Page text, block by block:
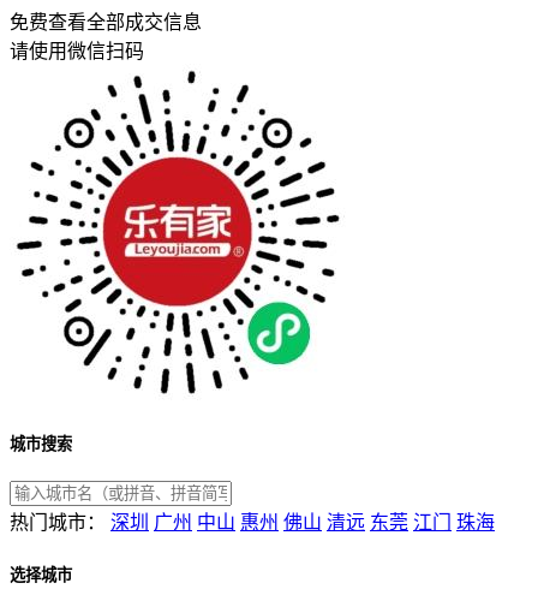
免费查看全部成交信息
请使用微信扫码
城市搜索
热门城市： 深圳 广州 中山 惠州 佛山 清远 东莞 江门 珠海
选择城市